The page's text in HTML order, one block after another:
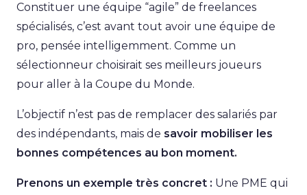
Constituer une équipe “agile” de freelances
spécialisés, c’est avant tout avoir une équipe de
pro, pensée intelligemment. Comme un
sélectionneur choisirait ses meilleurs joueurs
pour aller à la Coupe du Monde.
L’objectif n’est pas de remplacer des salariés par
des indépendants, mais de savoir mobiliser les
bonnes compétences au bon moment.
Prenons un exemple très concret : Une PME qui